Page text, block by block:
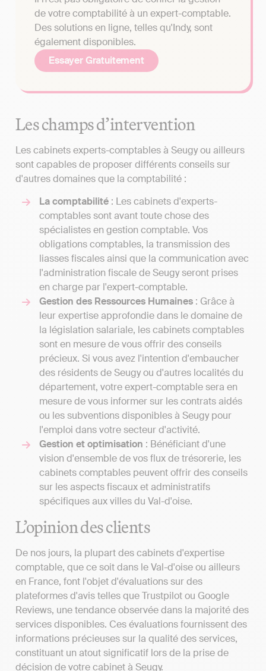
de votre comptabilité à un expert-comptable.
Des solutions en ligne, telles qu'Indy, sont
également disponibles.
Essayer Gratuitement
Les champs d’intervention
Les cabinets experts-comptables à Seugy ou ailleurs
sont capables de proposer différents conseils sur
d'autres domaines que la comptabilité :
La comptabilité : Les cabinets d'experts-
comptables sont avant toute chose des
spécialistes en gestion comptable. Vos
obligations comptables, la transmission des
liasses fiscales ainsi que la communication avec
l'administration fiscale de Seugy seront prises
en charge par l'expert-comptable.
Gestion des Ressources Humaines : Grâce à
leur expertise approfondie dans le domaine de
la législation salariale, les cabinets comptables
sont en mesure de vous offrir des conseils
précieux. Si vous avez l'intention d'embaucher
des résidents de Seugy ou d'autres localités du
département, votre expert-comptable sera en
mesure de vous informer sur les contrats aidés
ou les subventions disponibles à Seugy pour
l'emploi dans votre secteur d'activité.
Gestion et optimisation : Bénéficiant d'une
vision d'ensemble de vos flux de trésorerie, les
cabinets comptables peuvent offrir des conseils
sur les aspects fiscaux et administratifs
spécifiques aux villes du Val-d'oise.
L’opinion des clients
De nos jours, la plupart des cabinets d'expertise
comptable, que ce soit dans le Val-d'oise ou ailleurs
en France, font l'objet d'évaluations sur des
plateformes d'avis telles que Trustpilot ou Google
Reviews, une tendance observée dans la majorité des
services disponibles. Ces évaluations fournissent des
informations précieuses sur la qualité des services,
constituant un atout significatif lors de la prise de
décision de votre cabinet à Seugy.